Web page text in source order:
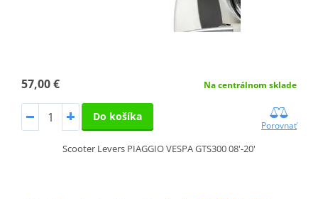
57,00 € Na centrálnom sklade
Do košíka
Porovnať
Scooter Levers PIAGGIO VESPA GTS300 08'-20'